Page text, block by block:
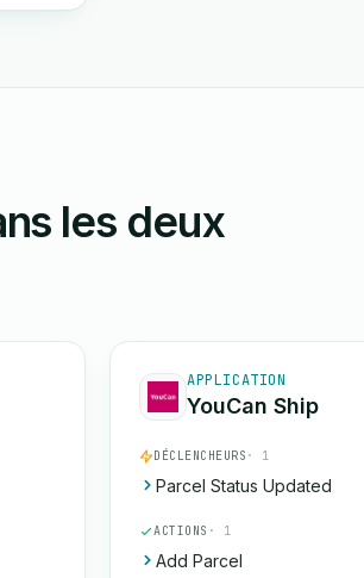
les deux
APPLICATION
YouCan Ship
DÉCLENCHEURS · 1
Parcel Status Updated
ACTIONS · 1
Add Parcel